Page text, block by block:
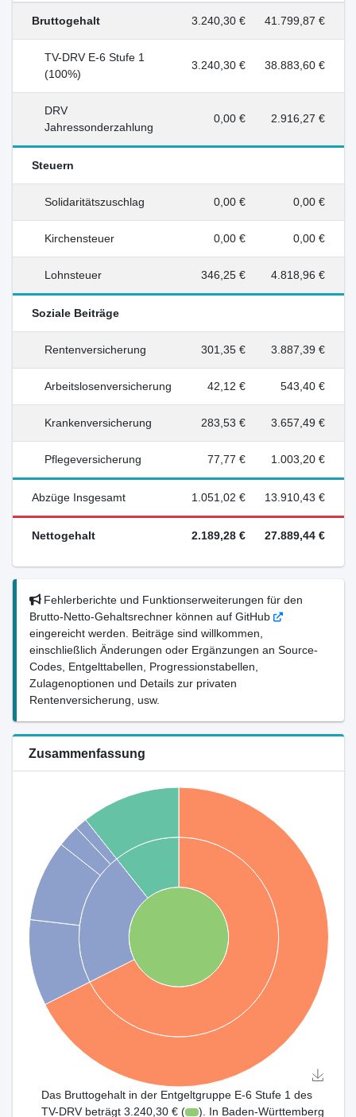
Bruttogehalt 3.240,30 € 41.799,87 €
TV-DRV E-6 Stufe 1
(100%)
3.240,30 € 38.883,60 €
DRV
Jahressonderzahlung
0,00 € 2.916,27 €
Steuern
Solidaritätszuschlag 0,00 € 0,00 €
Kirchensteuer 0,00 € 0,00 €
Lohnsteuer 346,25 € 4.818,96 €
Soziale Beiträge
Rentenversicherung 301,35 € 3.887,39 €
Arbeitslosenversicherung 42,12 € 543,40 €
Krankenversicherung 283,53 € 3.657,49 €
Pflegeversicherung 77,77 € 1.003,20 €
Abzüge Insgesamt 1.051,02 € 13.910,43 €
Nettogehalt 2.189,28 € 27.889,44 €
Fehlerberichte und Funktionserweiterungen für den
Brutto-Netto-Gehaltsrechner können auf GitHub
eingereicht werden. Beiträge sind willkommen,
einschließlich Änderungen oder Ergänzungen an Source-
Codes, Entgelttabellen, Progressionstabellen,
Zulagenoptionen und Details zur privaten
Rentenversicherung, usw.
Zusammenfassung
Das Bruttogehalt in der Entgeltgruppe E-6 Stufe 1 des
TV-DRV beträgt 3.240,30 € (
). In Baden-Württemberg